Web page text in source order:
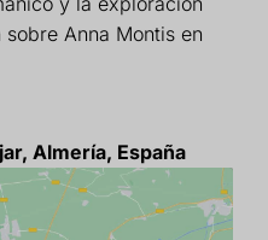
Anna Montis en
Almería, España